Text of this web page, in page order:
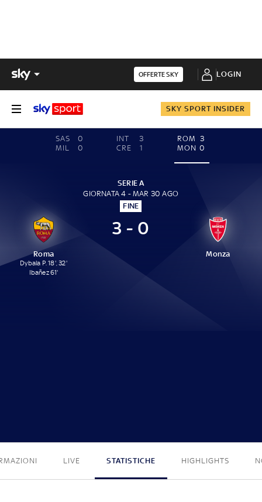
OFFERTE SKY LOGIN
SKY SPORT INSIDER
SAS
0
MIL
0
INT
3
CRE
1
ROM 3
MON 0
SERIE A
GIORNATA 4 - MAR 30 AGO
FINE
Roma
Dybala P. 18', 32'
Ibañez 61'
3 - 0
Monza
LIVE STATISTICHE HIGHLIGHTS